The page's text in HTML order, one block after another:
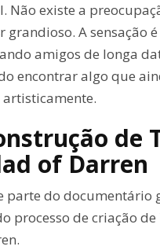
Não existe a
grandioso. A sensação
amigos de longa
encontrar algo que
de
of Darren
parte do documentário
processo de criação de